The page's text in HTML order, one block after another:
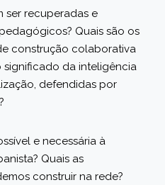
ser recuperadas e
Quais são os
construção colaborativa
da inteligência
defendidas por
e necessária à
Quais as
construir na rede?